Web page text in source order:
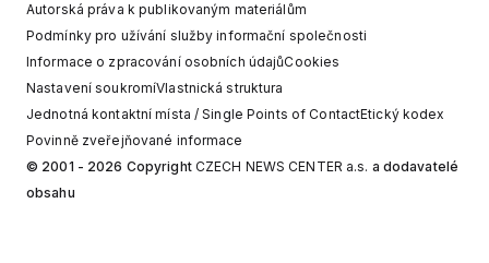
Autorská práva k publikovaným materiálům
Podmínky pro užívání služby informační společnosti
Informace o zpracování osobních údajůCookies
Nastavení soukromíVlastnická struktura
Jednotná kontaktní místa / Single Points of ContactEtický kodex
Povinně zveřejňované informace
© 2001 - 2026 Copyright CZECH NEWS CENTER a.s. a dodavatelé
obsahu